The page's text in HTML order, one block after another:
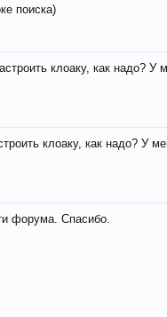
поиска)
клоаку, как надо?
клоаку, как надо? У
форума. Спасибо.